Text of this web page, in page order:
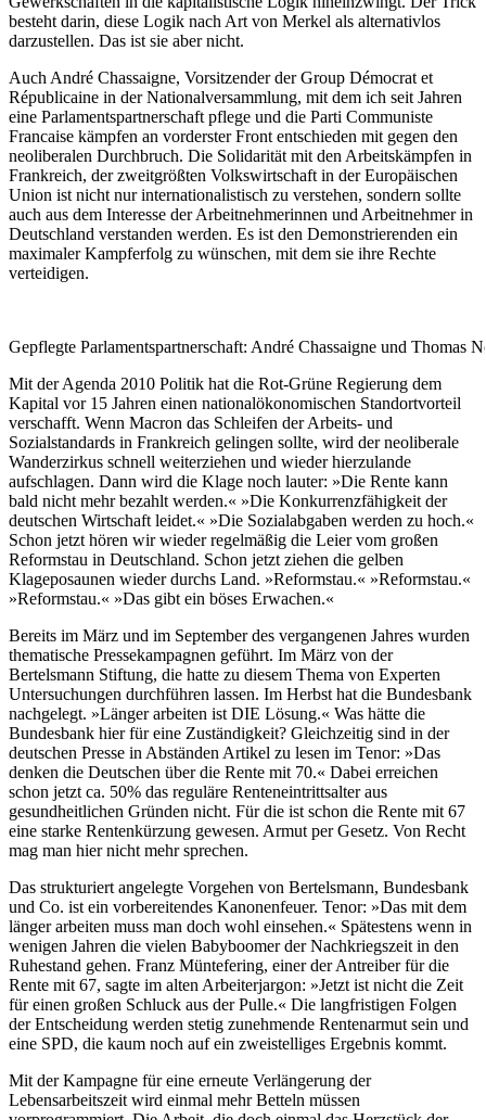
besteht darin, diese Logik nach Art von Merkel als alternativlos
darzustellen. Das ist sie aber nicht.
Auch André Chassaigne, Vorsitzender der Group Démocrat et
Républicaine in der Nationalversammlung, mit dem ich seit Jahren
eine Parlamentspartnerschaft pflege und die Parti Communiste
Francaise kämpfen an vorderster Front entschieden mit gegen den
neoliberalen Durchbruch. Die Solidarität mit den Arbeitskämpfen in
Frankreich, der zweitgrößten Volkswirtschaft in der Europäischen
Union ist nicht nur internationalistisch zu verstehen, sondern sollte
auch aus dem Interesse der Arbeitnehmerinnen und Arbeitnehmer in
Deutschland verstanden werden. Es ist den Demonstrierenden ein
maximaler Kampferfolg zu wünschen, mit dem sie ihre Rechte
verteidigen.
Gepflegte Parlamentspartnerschaft: André Chassaigne und
Mit der Agenda 2010 Politik hat die Rot-Grüne Regierung dem
Kapital vor 15 Jahren einen nationalökonomischen Standortvorteil
verschafft. Wenn Macron das Schleifen der Arbeits- und
Sozialstandards in Frankreich gelingen sollte, wird der neoliberale
Wanderzirkus schnell weiterziehen und wieder hierzulande
aufschlagen. Dann wird die Klage noch lauter: »Die Rente kann
bald nicht mehr bezahlt werden.« »Die Konkurrenzfähigkeit der
deutschen Wirtschaft leidet.« »Die Sozialabgaben werden zu hoch.«
Schon jetzt hören wir wieder regelmäßig die Leier vom großen
Reformstau in Deutschland. Schon jetzt ziehen die gelben
Klageposaunen wieder durchs Land. »Reformstau.« »Reformstau.«
»Reformstau.« »Das gibt ein böses Erwachen.«
Bereits im März und im September des vergangenen Jahres wurden
thematische Pressekampagnen geführt. Im März von der
Bertelsmann Stiftung, die hatte zu diesem Thema von Experten
Untersuchungen durchführen lassen. Im Herbst hat die Bundesbank
nachgelegt. »Länger arbeiten ist DIE Lösung.« Was hätte die
Bundesbank hier für eine Zuständigkeit? Gleichzeitig sind in der
deutschen Presse in Abständen Artikel zu lesen im Tenor: »Das
denken die Deutschen über die Rente mit 70.« Dabei erreichen
schon jetzt ca. 50% das reguläre Renteneintrittsalter aus
gesundheitlichen Gründen nicht. Für die ist schon die Rente mit 67
eine starke Rentenkürzung gewesen. Armut per Gesetz. Von Recht
mag man hier nicht mehr sprechen.
Das strukturiert angelegte Vorgehen von Bertelsmann, Bundesbank
und Co. ist ein vorbereitendes Kanonenfeuer. Tenor: »Das mit dem
länger arbeiten muss man doch wohl einsehen.« Spätestens wenn in
wenigen Jahren die vielen Babyboomer der Nachkriegszeit in den
Ruhestand gehen. Franz Müntefering, einer der Antreiber für die
Rente mit 67, sagte im alten Arbeiterjargon: »Jetzt ist nicht die Zeit
für einen großen Schluck aus der Pulle.« Die langfristigen Folgen
der Entscheidung werden stetig zunehmende Rentenarmut sein und
eine SPD, die kaum noch auf ein zweistelliges Ergebnis kommt.
Mit der Kampagne für eine erneute Verlängerung der
Lebensarbeitszeit wird einmal mehr Betteln müssen